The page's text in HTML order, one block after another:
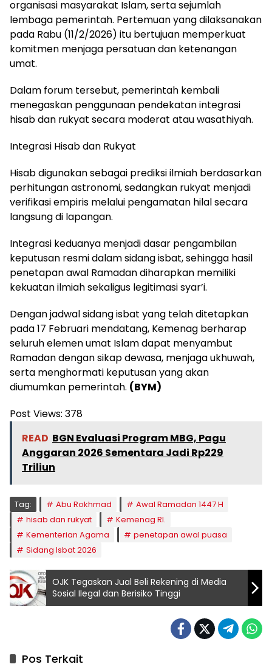
organisasi masyarakat Islam, serta sejumlah
lembaga pemerintah. Pertemuan yang dilaksanakan
pada Rabu (11/2/2026) itu bertujuan memperkuat
komitmen menjaga persatuan dan ketenangan
umat.
Dalam forum tersebut, pemerintah kembali
menegaskan penggunaan pendekatan integrasi
hisab dan rukyat secara moderat atau wasathiyah.
Integrasi Hisab dan Rukyat
Hisab digunakan sebagai prediksi ilmiah berdasarkan
perhitungan astronomi, sedangkan rukyat menjadi
verifikasi empiris melalui pengamatan hilal secara
langsung di lapangan.
Integrasi keduanya menjadi dasar pengambilan
keputusan resmi dalam sidang isbat, sehingga hasil
penetapan awal Ramadan diharapkan memiliki
kekuatan ilmiah sekaligus legitimasi syar’i.
Dengan jadwal sidang isbat yang telah ditetapkan
pada 17 Februari mendatang, Kemenag berharap
seluruh elemen umat Islam dapat menyambut
Ramadan dengan sikap dewasa, menjaga ukhuwah,
serta menghormati keputusan yang akan
diumumkan pemerintah. (BYM)
Post Views: 378
READ BGN Evaluasi Program MBG, Pagu
Anggaran 2026 Sementara Jadi Rp229
Triliun
Tag: Abu Rokhmad
Awal Ramadan 1447 H
hisab dan rukyat
Kemenag RI.
Kementerian Agama
penetapan awal puasa
Sidang Isbat 2026
OJK Tegaskan Jual Beli Rekening di Media
Sosial Ilegal dan Berisiko Tinggi
Pos Terkait